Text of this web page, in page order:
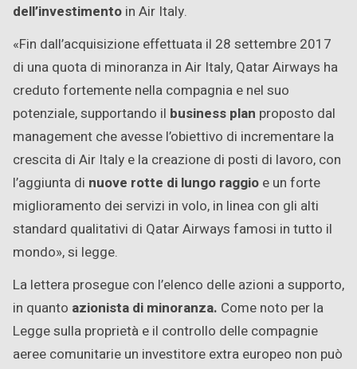
dell’investimento in Air Italy.
«Fin dall’acquisizione effettuata il 28 settembre 2017
di una quota di minoranza in Air Italy, Qatar Airways ha
creduto fortemente nella compagnia e nel suo
potenziale, supportando il business plan proposto dal
management che avesse l’obiettivo di incrementare la
crescita di Air Italy e la creazione di posti di lavoro, con
l’aggiunta di nuove rotte di lungo raggio e un forte
miglioramento dei servizi in volo, in linea con gli alti
standard qualitativi di Qatar Airways famosi in tutto il
mondo», si legge.
La lettera prosegue con l’elenco delle azioni a supporto,
in quanto azionista di minoranza. Come noto per la
Legge sulla proprietà e il controllo delle compagnie
aeree comunitarie un investitore extra europeo non può